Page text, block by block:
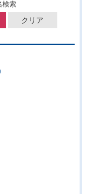
検索